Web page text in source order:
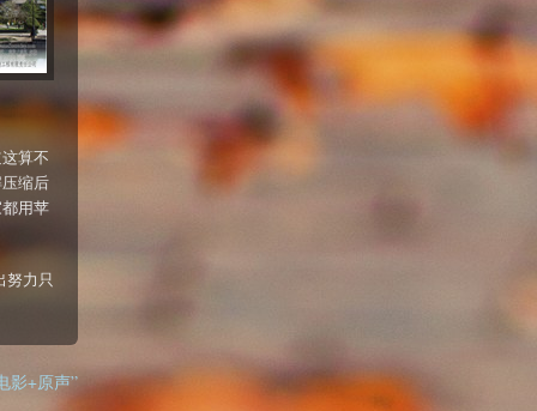
算不
缩后
用苹
努力只
影+原声”